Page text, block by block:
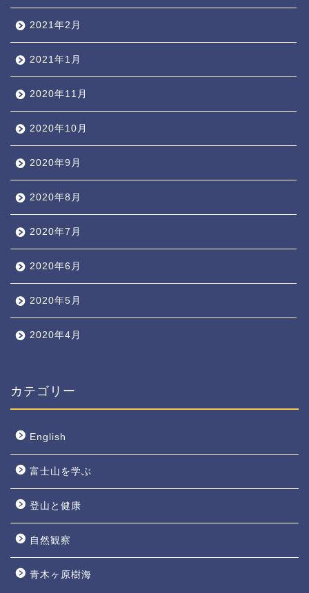
2021年2月
2021年1月
2020年11月
2020年10月
2020年9月
2020年8月
2020年7月
2020年6月
2020年5月
2020年4月
カテゴリー
English
富士山を学ぶ
登山と健康
自然観察
青木ヶ原樹海